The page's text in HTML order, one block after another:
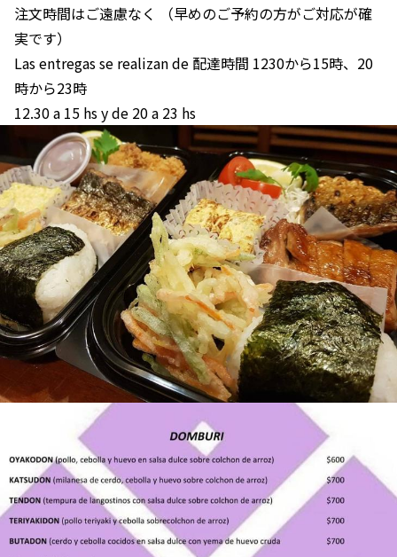
注文時間はご遠慮なく （早めのご予約の方がご対応が確
実です）
Las entregas se realizan de 配達時間 1230から15時、20
時から23時
12.30 a 15 hs y de 20 a 23 hs